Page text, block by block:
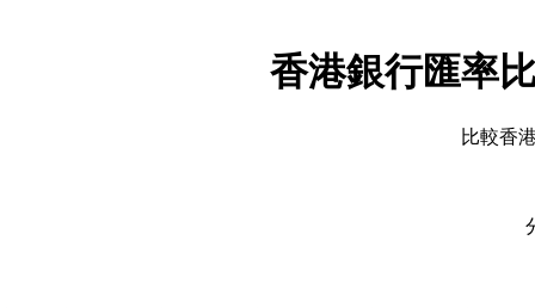
香港銀行匯率
比較香